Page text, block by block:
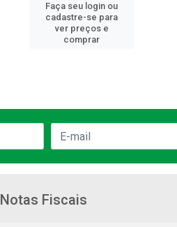
Faça seu login ou
cadastre-se para
ver preços e
comprar
Notas Fiscais